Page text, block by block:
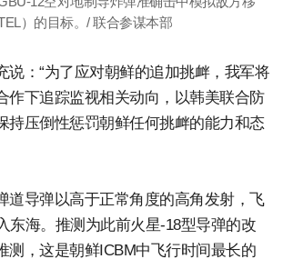
）的目标。/ 联合参谋本部
说：“为了应对朝鲜的追加挑衅，我军将
作下追踪监视相关动向，以韩美联合防
持压倒性惩罚朝鲜任何挑衅的能力和态
道导弹以高于正常角度的高角发射，飞
东海。推测为此前火星-18型导弹的改
测，这是朝鲜ICBM中飞行时间最长的